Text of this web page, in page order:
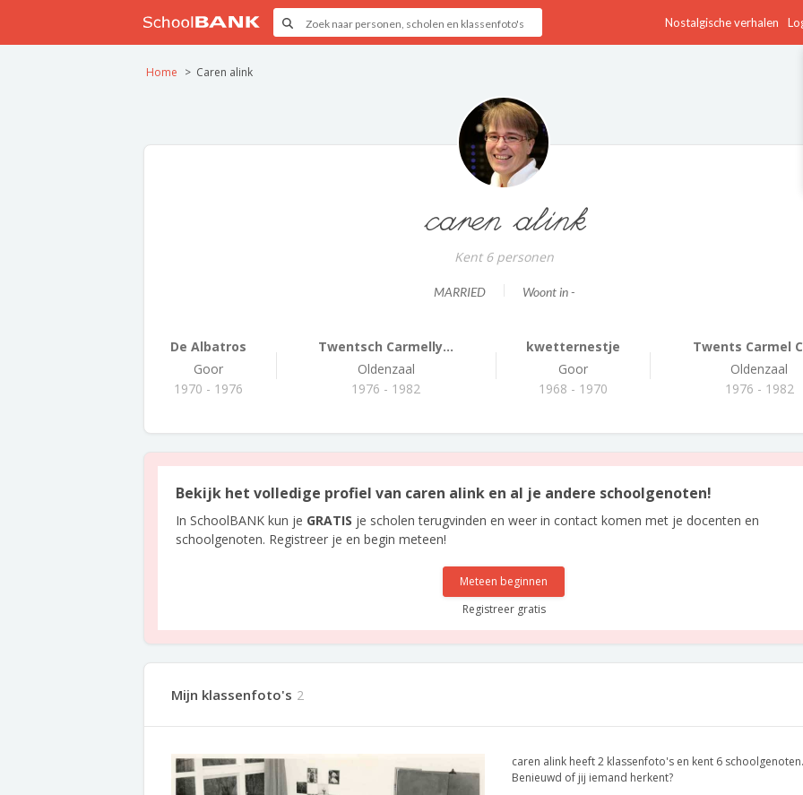
Nostalgische verhalen
Home Caren alink
caren alink
Kent 6 personen
MARRIED Woont in -
De Albatros
Goor
1970 - 1976
Twentsch Carmelly...
Oldenzaal
1976 - 1982
kwetternestje
Goor
1968 - 1970
Twents Carmel
Oldenzaal
1976 - 1982
Bekijk het volledige profiel van caren alink en al je andere schoolgenoten!
In SchoolBANK kun je GRATIS je scholen terugvinden en weer in contact komen met je docenten en
schoolgenoten. Registreer je en begin meteen!
Meteen beginnen
Registreer gratis
Mijn klassenfoto's 2
caren alink heeft 2 klassenfoto's en kent 6 schoolgenoten.
Benieuwd of jij iemand herkent?